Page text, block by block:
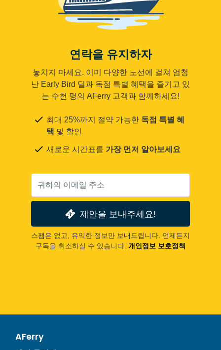
연락을 유지하자
놓치지 마세요. 이미 다양한 노선에 걸쳐 엄청
난 Early Bird 딜과 독점 특별 혜택을 즐기고 있
는 수천 명의 AFerry 고객과 함께하세요!
최대 25%까지 절약 가능한 독점 특별 혜
택 및 할인
새로운 시간표를 가장 먼저 알아보세요
제안을 보내주세요!
스팸은 없고, 유익한 정보만 보내드립니다. 언제든지
구독을 취소하실 수 있습니다. 개인정보 보호정책
AFerry